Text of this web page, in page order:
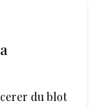
du blot